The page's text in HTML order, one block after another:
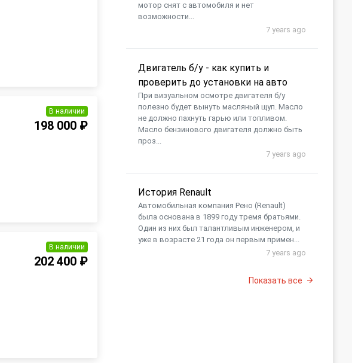
В наличии
198 000 ₽
В наличии
202 400 ₽
мотор снят с автомобиля и нет
возможности...
7 years ago
Двигатель б/у - как купить и
проверить до установки на авто
При визуальном осмотре двигателя б/у
полезно будет вынуть масляный щуп. Масло
не должно пахнуть гарью или топливом.
Масло бензинового двигателя должно быть
проз...
7 years ago
История Renault
Автомобильная компания Рено (Renault)
была основана в 1899 году тремя братьями.
Один из них был талантливым инженером, и
уже в возрасте 21 года он первым примен...
7 years ago
Показать все